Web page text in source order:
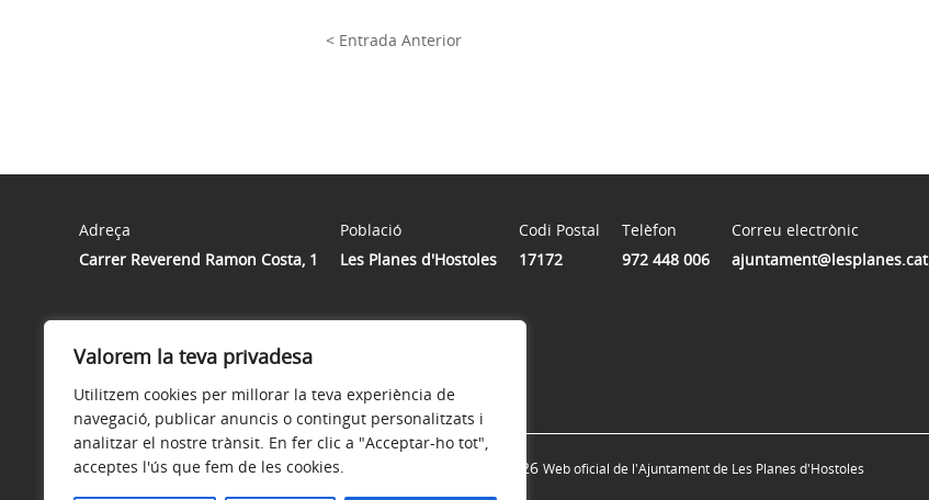
Valorem la teva privadesa
Utilitzem cookies per millorar la teva experiència de
navegació, publicar anuncis o contingut personalitzats i
analitzar el nostre trànsit. En fer clic a "Acceptar-ho tot",
acceptes l'ús que fem de les cookies.
< Entrada Anterior
Adreça
Carrer Reverend Ramon Costa, 1
Població
Les Planes d'Hostoles
Codi Postal
17172
Telèfon
972 448 006
Correu electrònic
ajuntament@lesplanes.cat
Avís legal Política de privacitat © 2026 Web oficial de l'Ajuntament de Les Planes d'Hostoles